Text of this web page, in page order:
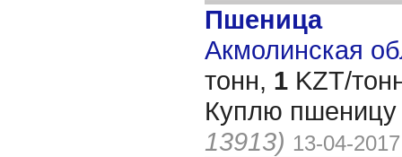
Пшеница
Акмолинская
тонн, 1 KZT/
Куплю
13913) 13-04-2017